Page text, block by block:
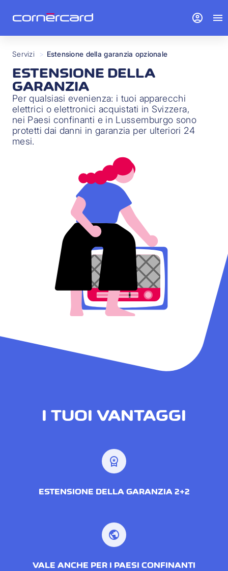
Servizi > Estensione della garanzia opzionale
ESTENSIONE DELLA
GARANZIA
Per qualsiasi evenienza: i tuoi apparecchi
elettrici o elettronici acquistati in Svizzera,
nei Paesi confinanti e in Lussemburgo sono
protetti dai danni in garanzia per ulteriori 24
mesi.
I TUOI VANTAGGI
workspace_premium
ESTENSIONE DELLA GARANZIA 2+2
public
VALE ANCHE PER I PAESI CONFINANTI
account_circle menu